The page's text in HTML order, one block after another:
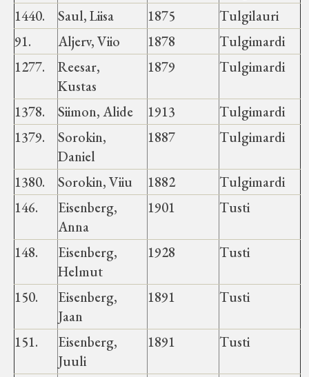
1440.
Saul, Liisa 1875
Tulgilauri
91.
Aljerv, Viio 1878
Tulgimardi
1277.
Reesar,
Kustas
1879 Tulgimardi
1378. Siimon, Alide 1913
Tulgimardi
1379.
Sorokin,
Daniel
1887 Tulgimardi
1380. Sorokin, Viiu 1882
Tulgimardi
146.
Eisenberg,
Anna
1901 Tusti
148.
Eisenberg,
Helmut
1928 Tusti
150.
Eisenberg,
Jaan
1891 Tusti
151.
Eisenberg,
Juuli
1891 Tusti